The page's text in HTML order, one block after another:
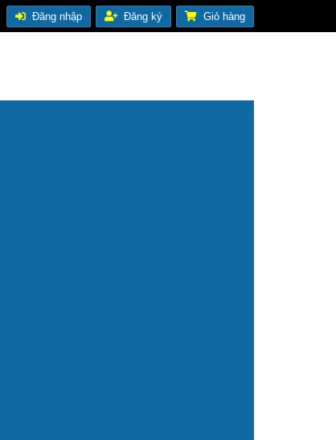
Giỏ hàng
Đăng ký
Đăng nhập